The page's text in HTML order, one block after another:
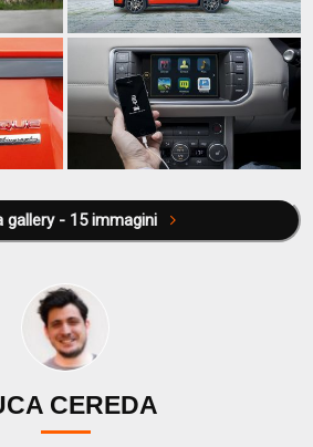
Tutta la gallery - 15 immagini
CEREDA